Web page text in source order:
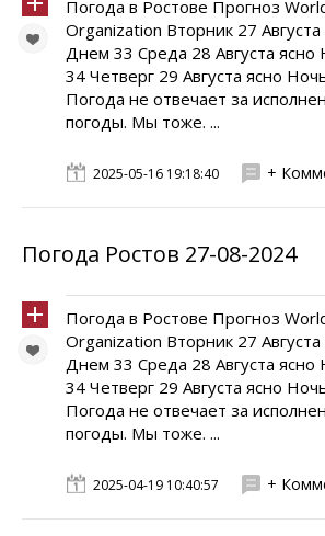
Погода в Ростове Прогноз
Organization Вторник 27
Днем 33 Среда 28 Августа
34 Четверг 29 Августа ясно
Погода не отвечает за
погоды. Мы тоже. ...
2025-05-16 19:18:40 +
Погода Ростов 27-08-2024
Погода в Ростове Прогноз
Organization Вторник 27
Днем 33 Среда 28 Августа
34 Четверг 29 Августа ясно
Погода не отвечает за
погоды. Мы тоже. ...
2025-04-19 10:40:57 +